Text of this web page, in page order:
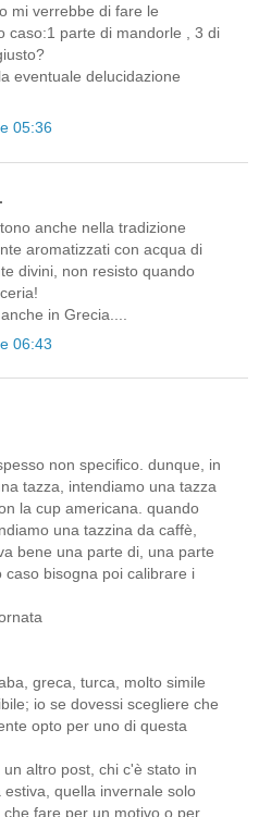
mi verrebbe di fare le
caso:1 parte di mandorle , 3 di
eventuale delucidazione
05:36
anche nella tradizione
aromatizzati con acqua di
divini, non resisto quando
in Grecia....
06:43
non specifico. dunque, in
tazza, intendiamo una tazza
la cup americana. quando
una tazzina da caffè,
bene una parte di, una parte
bisogna poi calibrare i
greca, turca, molto simile
io se dovessi scegliere che
opto per uno di questa
altro post, chi c'è stato in
quella invernale solo
fare per un motivo o per